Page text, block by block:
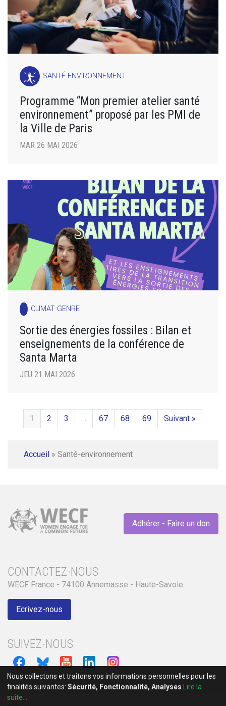
SANTÉ-ENVIRONNEMENT
Programme “Mon premier atelier santé
environnement” proposé par les PMI de
la Ville de Paris
MAR 26 MAI 2026
CLIMAT GENRE
Sortie des énergies fossiles : Bilan et
enseignements de la conférence de
Santa Marta
JEU 21 MAI 2026
1 2 3 … 67 68 69 Suivant »
Accueil » Santé-environnement
Adhérer - Faire un don
CONTACTEZ-NOUS
WECF France - 74100 Annemasse - Haute-Savoie
Ecrivez-nous
SUIVEZ-NOUS
Nous collectons et traitons vos informations personnelles pour les
finalités suivantes: Sécurité, Fonctionnalité, Analyses
Lire la
suite...